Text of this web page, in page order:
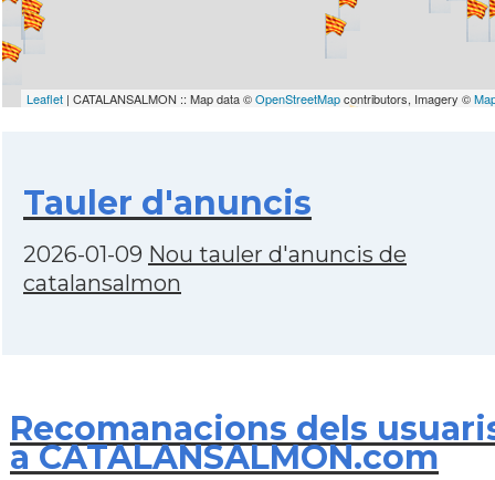
Leaflet | CATALANSALMON :: Map data ©OpenStreetMapcontributors, Imagery ©
Tauler d'anuncis
2026-01-09 Nou tauler d'anuncis de
catalansalmon
Recomanacions dels
a CATALANSALMON.com